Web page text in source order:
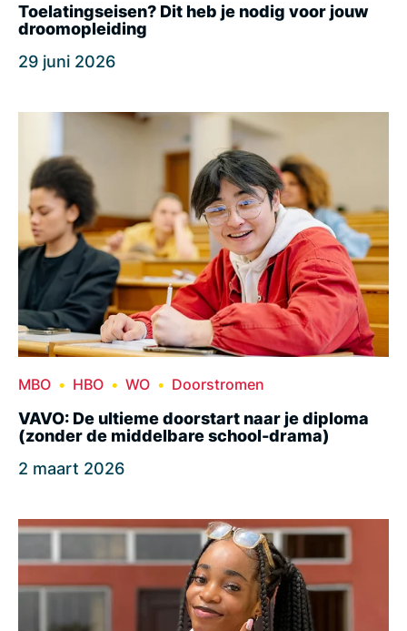
Toelatingseisen? Dit heb je nodig voor jouw
droomopleiding
29 juni 2026
MBO HBO WO Doorstromen
VAVO: De ultieme doorstart naar je diploma
(zonder de middelbare school-drama)
2 maart 2026